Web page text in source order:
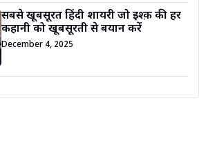
सबसे खूबसूरत हिंदी शायरी जो इश्क़ की हर
कहानी को खूबसूरती से बयान करें
December 4, 2025